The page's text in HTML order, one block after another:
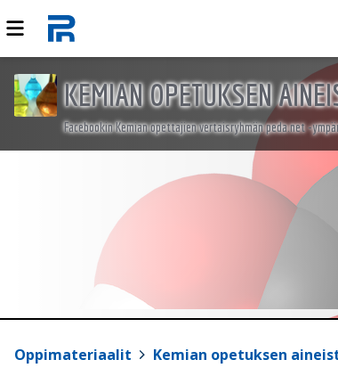
KEMIAN OPETUKSEN
Facebookin Kemian opettajien vertaisryhmän peda.net -
Oppimateriaalit Kemian opetuksen